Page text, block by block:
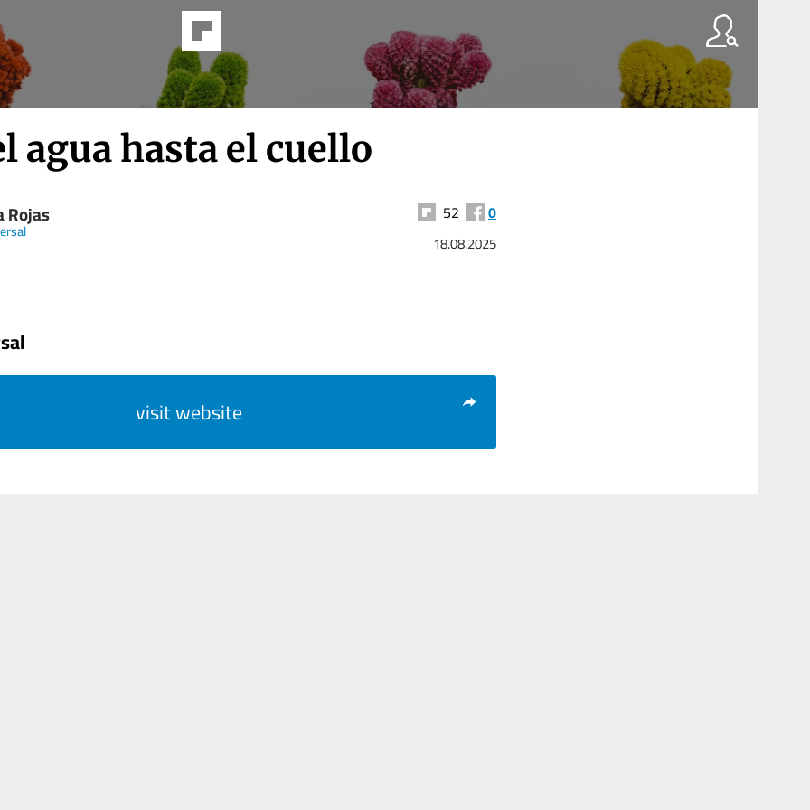
agua hasta el cuello
Rojas 52 0
18.08.2025
visit website